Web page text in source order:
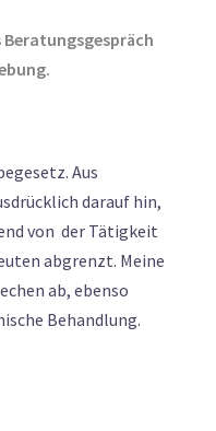
Aus
darauf hin,
von der Tätigkeit
abgrenzt. Meine
ab, ebenso
Behandlung.